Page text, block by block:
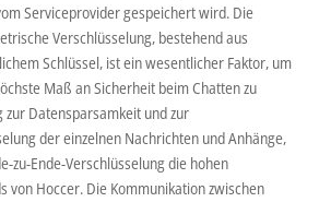
Serviceprovider gespeichert wird. Die
Verschlüsselung, bestehend aus
Schlüssel, ist ein wesentlicher Faktor, um
Maß an Sicherheit beim Chatten zu
zur Datensparsamkeit und zur
der einzelnen Nachrichten und Anhänge,
zu-Ende-Verschlüsselung die hohen
von Hoccer. Die Kommunikation zwischen